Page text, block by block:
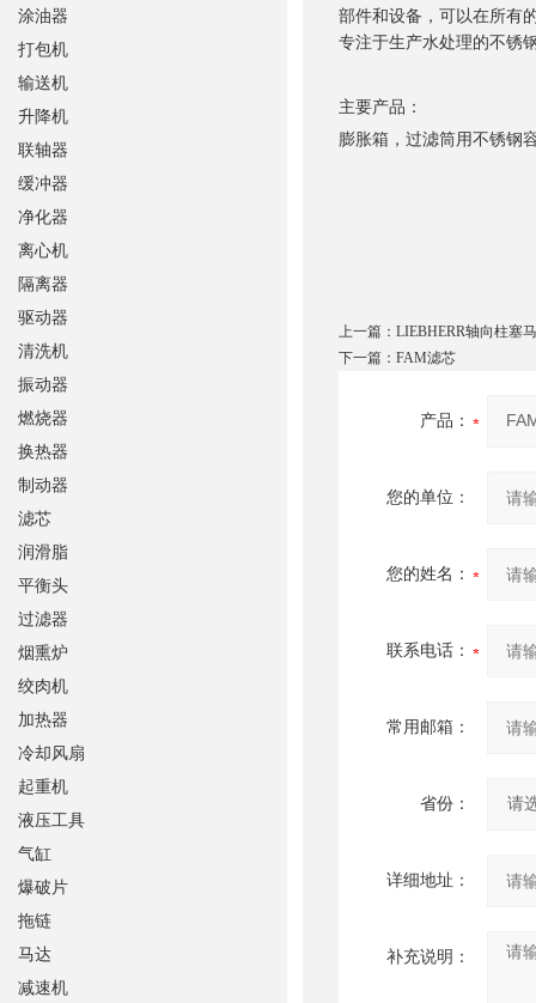
部件和设备，可以在所有
专注于生产水处理的不锈
主要产品：
膨胀箱，过滤筒用不锈钢
上一篇： LIEBHERR轴向柱塞
下一篇： FAM滤芯
产品：
您的单位：
您的姓名：
联系电话：
常用邮箱：
省份：
详细地址：
补充说明：
涂油器
打包机
输送机
升降机
联轴器
缓冲器
净化器
离心机
隔离器
驱动器
清洗机
振动器
燃烧器
换热器
制动器
滤芯
润滑脂
平衡头
过滤器
烟熏炉
绞肉机
加热器
冷却风扇
起重机
液压工具
气缸
爆破片
拖链
马达
减速机